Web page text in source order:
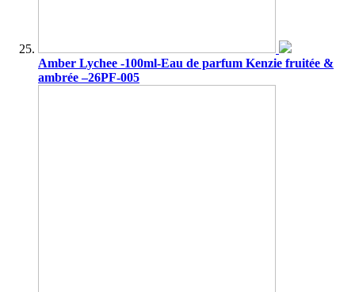
Amber Lychee -100ml-Eau de parfum Kenzie fruitée &
ambrée –26PF-005